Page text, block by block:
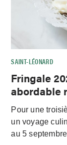
SAINT-LÉONARD
Fringale
abordable
Pour une
un voyage
au 5